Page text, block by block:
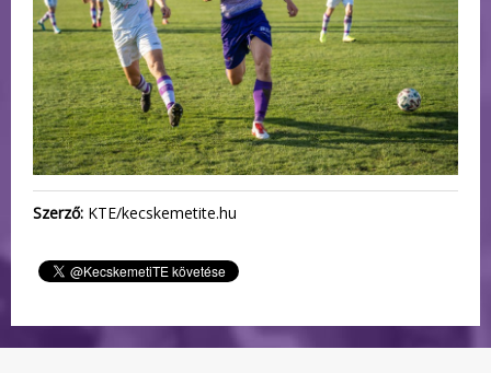
Szerző: KTE/kecskemetite.hu